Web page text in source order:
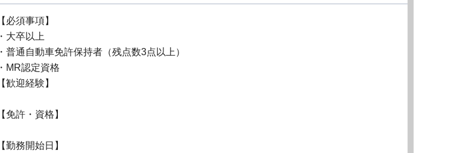
【必須事項】
・大卒以上
・普通自動車免許保持者（残点数3点以上）
・MR認定資格
【歓迎経験】
【免許・資格】
【勤務開始日】